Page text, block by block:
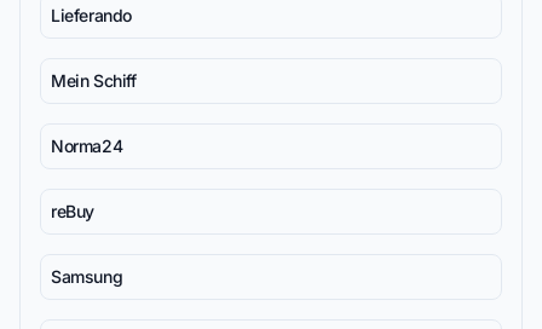
Lieferando
Mein Schiff
Norma24
reBuy
Samsung